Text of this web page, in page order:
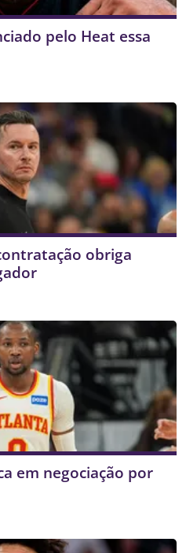
pelo Heat essa
obriga
em negociação por